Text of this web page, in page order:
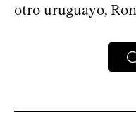
otro uruguayo,